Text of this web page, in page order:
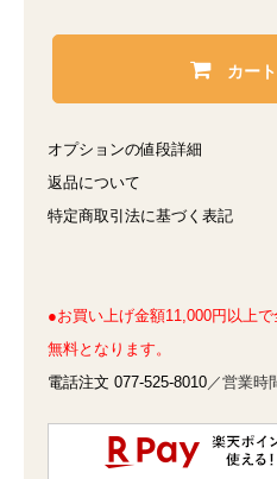
カー
オプションの値段詳細
返品について
特定商取引法に基づく表記
●お買い上げ金額11,000円以上
無料となります。
電話注文 077-525-8010／営業時